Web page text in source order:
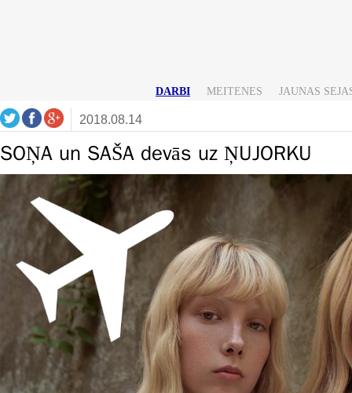
DARBI MEITENES JAUNAS
2018.08.14
SOŅA un SAŠA devās uz ŅUJORKU